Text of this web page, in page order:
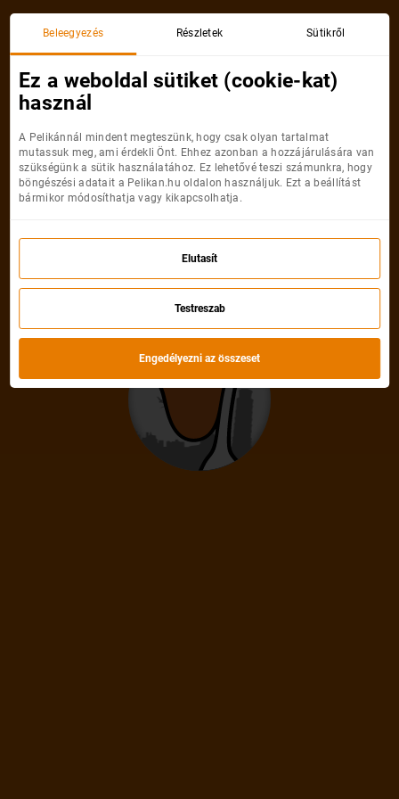
Utazások a business osztályon Kategóriák listája
Legolcsóbb Prémium Legjobb Legjobb akciók
2 074 900Ft-tól
Álomutazás a Maldív-szigetekre Fly
BeOnddal, milánói megállóval 🌺
South Male Atoll 5* Hotel
All Inclusive
Beleegyezés Részletek Sütikről
Ez a weboldal sütiket (cookie-kat)
használ
A Pelikánnál mindent megteszünk, hogy csak olyan tartalmat
mutassuk meg, ami érdekli Önt. Ehhez azonban a hozzájárulására van
szükségünk a sütik használatához. Ez lehetővé teszi számunkra, hogy
böngészési adatait a Pelikan.hu oldalon használjuk. Ezt a beállítást
bármikor módosíthatja vagy kikapcsolhatja.
Elutasít
Testreszab
Engedélyezni az összeset